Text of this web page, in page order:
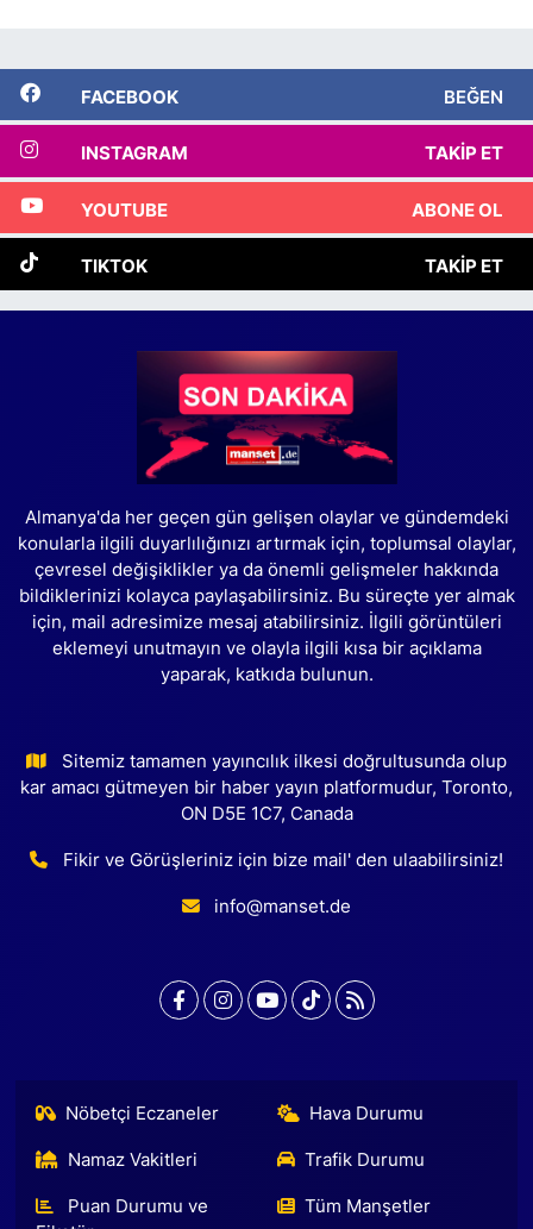
FACEBOOK BEĞEN
INSTAGRAM TAKIP ET
YOUTUBE ABONE OL
TIKTOK TAKIP ET
Almanya'da her geçen gün gelişen olaylar ve gündemdeki
konularla ilgili duyarlılığınızı artırmak için, toplumsal olaylar,
çevresel değişiklikler ya da önemli gelişmeler hakkında
bildiklerinizi kolayca paylaşabilirsiniz. Bu süreçte yer almak
için, mail adresimize mesaj atabilirsiniz. İlgili görüntüleri
eklemeyi unutmayın ve olayla ilgili kısa bir açıklama
yaparak, katkıda bulunun.
Sitemiz tamamen yayıncılık ilkesi doğrultusunda olup
kar amacı gütmeyen bir haber yayın platformudur, Toronto,
ON D5E 1C7, Canada
Fikir ve Görüşleriniz için bize mail' den ulaabilirsiniz!
info@manset.de
Nöbetçi Eczaneler Hava Durumu
Namaz Vakitleri Trafik Durumu
Puan Durumu ve
Tüm Manşetler